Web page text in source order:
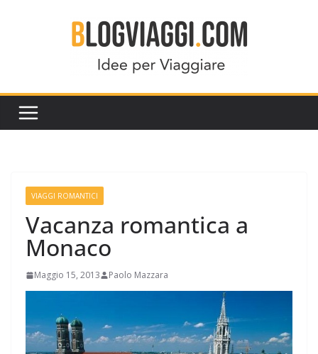
VIAGGI ROMANTICI
Vacanza romantica a
Monaco
Maggio 15, 2013 Paolo Mazzara